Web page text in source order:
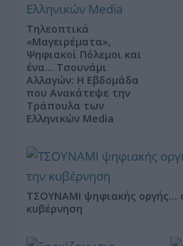
Τηλεοπτικά
«Μαγειρέματα»,
Ψηφιακοί Πόλεμοι και
ένα… Τσουνάμι
Αλλαγών: Η Εβδομάδα
που Ανακάτεψε την
Τράπουλα των
Ελληνικών Media
ΤΣΟΥΝΑΜΙ ψηφιακής οργής…
κυβέρνηση